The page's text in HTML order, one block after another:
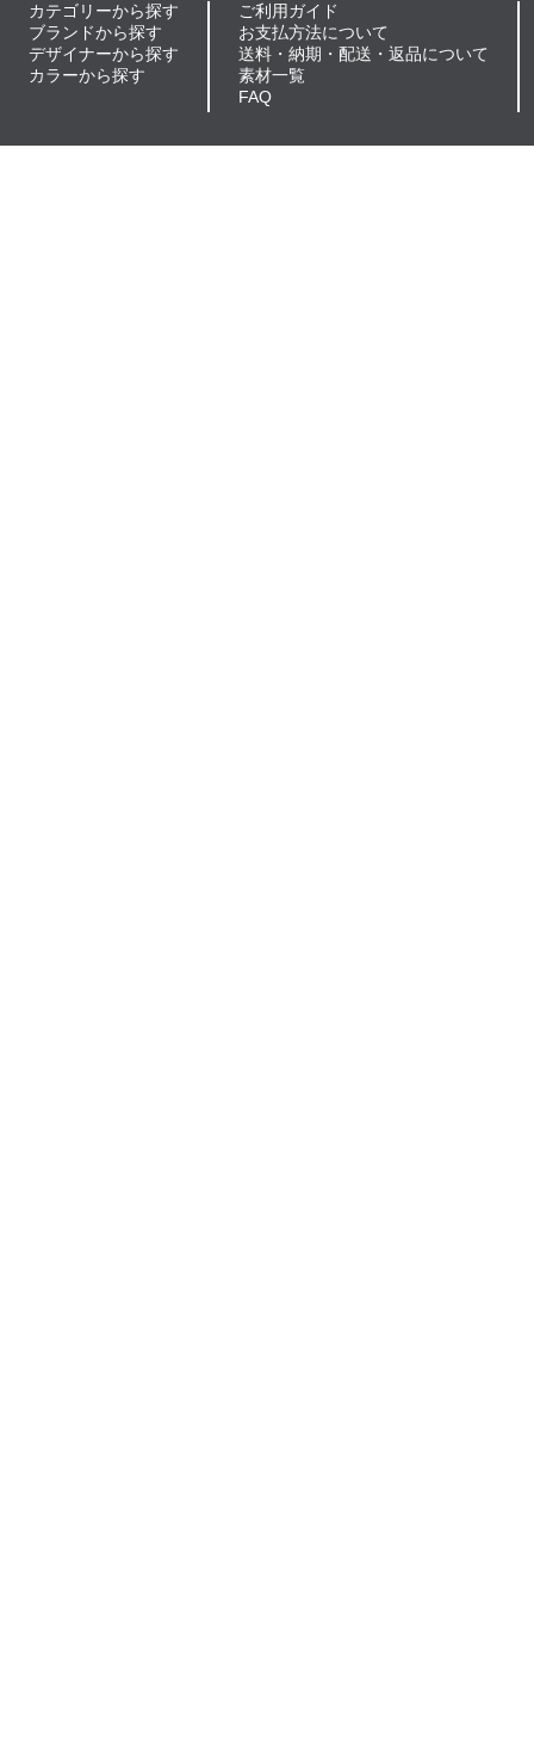
カテゴリーから探す
ブランドから探す
デザイナーから探す
カラーから探す
ご利用ガイド
お支払方法について
送料・納期・配送・返品について
素材一覧
FAQ